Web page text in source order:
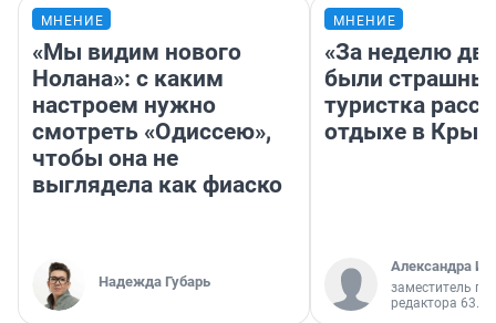
МНЕНИЕ
«Мы видим нового
Нолана»: с каким
настроем нужно
смотреть «Одиссею»,
чтобы она не
выглядела как фиаско
Надежда Губарь
МНЕНИЕ
«За неделю
были
туристка
отдыхе в
Александра
заместитель
редактора 63.RU